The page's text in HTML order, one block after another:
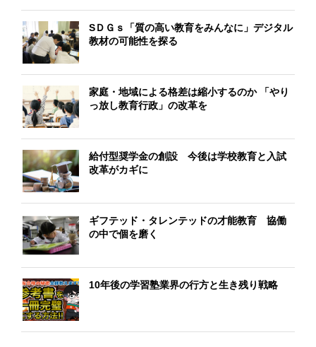
SＤＧｓ「質の高い教育をみんなに」デジタル
教材の可能性を探る
家庭・地域による格差は縮小するのか 「やり
っ放し教育行政」の改革を
給付型奨学金の創設 今後は学校教育と入試
改革がカギに
ギフテッド・タレンテッドの才能教育 協働
の中で個を磨く
10年後の学習塾業界の行方と生き残り戦略